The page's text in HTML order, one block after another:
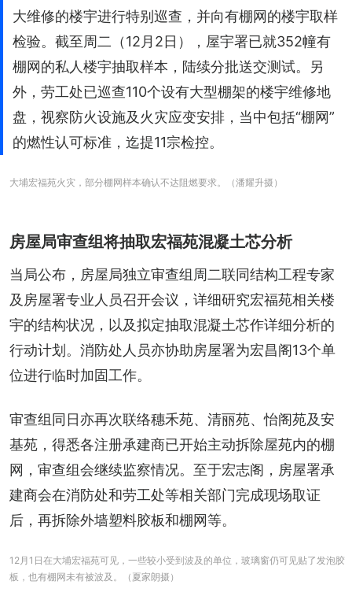
大维修的楼宇进行特别巡查，并向有棚网的楼宇取样
检验。截至周二（12月2日），屋宇署已就352幢有
棚网的私人楼宇抽取样本，陆续分批送交测试。另
外，劳工处已巡查110个设有大型棚架的楼宇维修地
盘，视察防火设施及火灾应变安排，当中包括“棚网”
的燃性认可标准，迄提11宗检控。
大埔宏福苑火灾，部分棚网样本确认不达阻燃要求。（潘耀升摄）
房屋局审查组将抽取宏福苑混凝土芯分析
当局公布，房屋局独立审查组周二联同结构工程专家
及房屋署专业人员召开会议，详细研究宏福苑相关楼
宇的结构状况，以及拟定抽取混凝土芯作详细分析的
行动计划。消防处人员亦协助房屋署为宏昌阁13个单
位进行临时加固工作。
审查组同日亦再次联络穗禾苑、清丽苑、怡阁苑及安
基苑，得悉各注册承建商已开始主动拆除屋苑内的棚
网，审查组会继续监察情况。至于宏志阁，房屋署承
建商会在消防处和劳工处等相关部门完成现场取证
后，再拆除外墙塑料胶板和棚网等。
12月1日在大埔宏福苑可见，一些较小受到波及的单位，玻璃窗仍可见贴了发泡胶
板，也有棚网未有被波及。（夏家朗摄）